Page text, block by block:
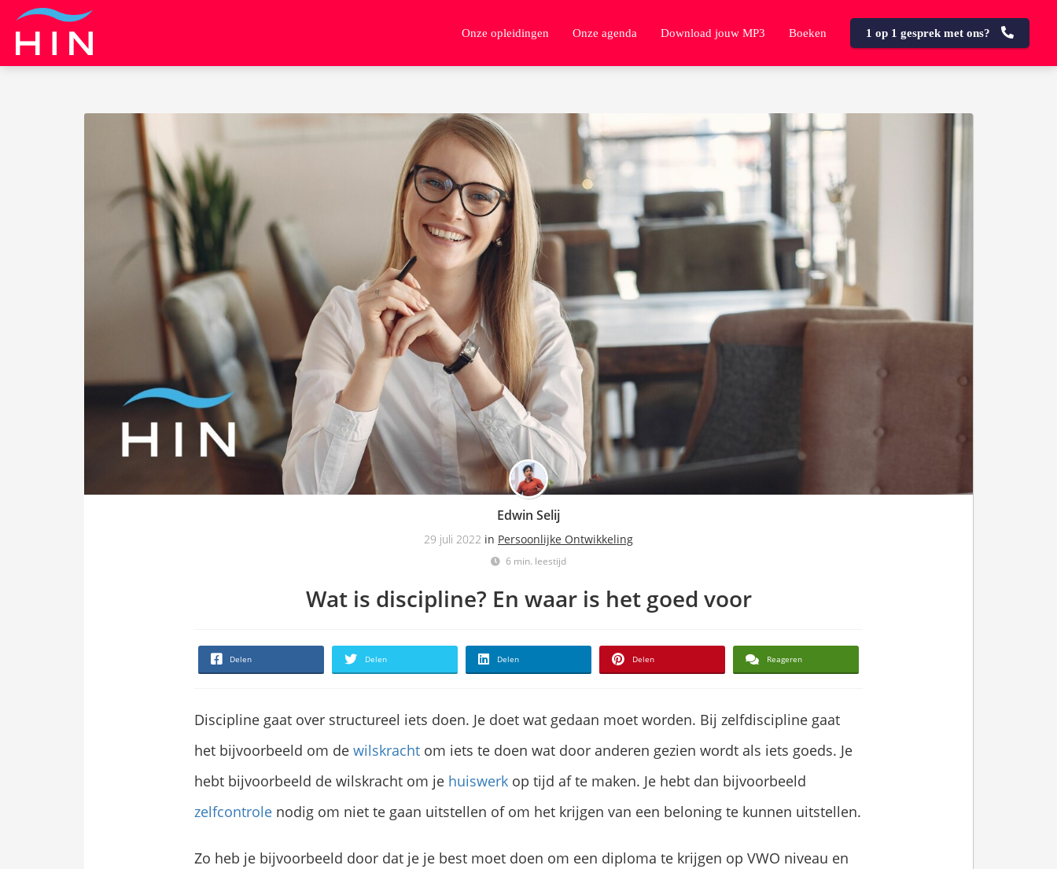
Onze opleidingen Onze agenda Download jouw MP3 Boeken 1 op 1 gesprek met ons?
Edwin Selij
29 juli 2022 in Persoonlijke Ontwikkeling
6 min. leestijd
Wat is discipline? En waar is het goed voor
Delen Delen Delen Delen Reageren
Discipline gaat over structureel iets doen. Je doet wat gedaan moet worden. Bij zelfdiscipline gaat
het bijvoorbeeld om de wilskracht om iets te doen wat door anderen gezien wordt als iets goeds. Je
hebt bijvoorbeeld de wilskracht om je huiswerk op tijd af te maken. Je hebt dan bijvoorbeeld
zelfcontrole nodig om niet te gaan uitstellen of om het krijgen van een beloning te kunnen uitstellen.
Zo heb je bijvoorbeeld door dat je je best moet doen om een diploma te krijgen op VWO niveau en